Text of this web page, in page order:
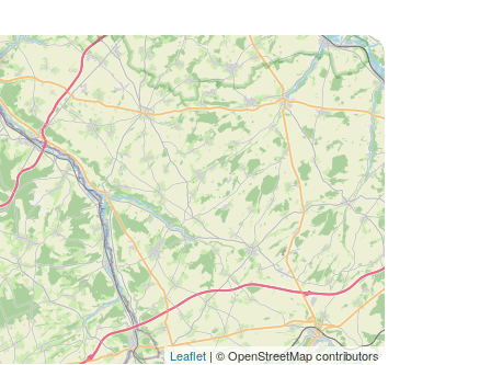
Leaflet | © OpenStreetMap contributors